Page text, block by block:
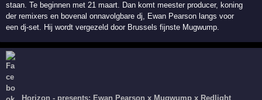
staan. Te beginnen met 21 maart. Dan komt meester producer, koning
der remixers en bovenal onnavolgbare dj, Ewan Pearson langs voor
een dj-set. Hij wordt vergezeld door Brussels fijnste Mugwump.
Horizon - presents: Ewan Pearson x Mugwump x Redlight